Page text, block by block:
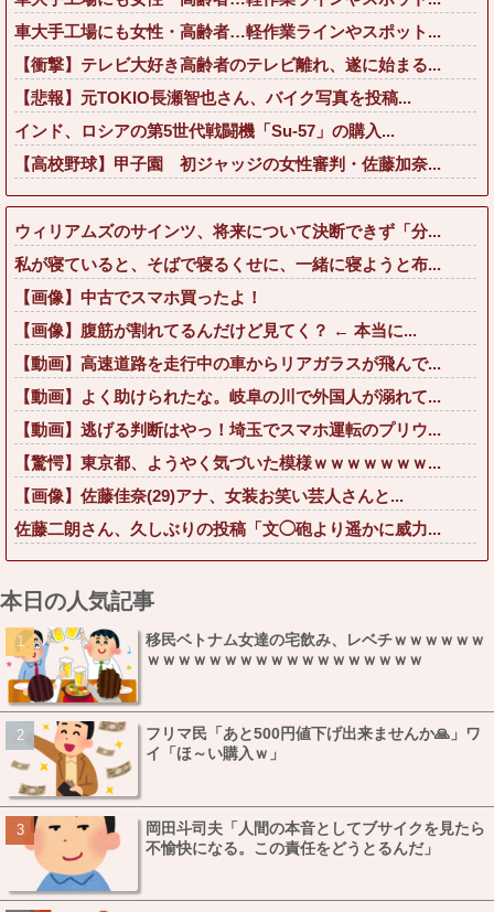
車大手工場にも女性・高齢者…軽作業ラインやスポット...
【衝撃】テレビ大好き高齢者のテレビ離れ、遂に始まる...
【悲報】元TOKIO長瀬智也さん、バイク写真を投稿...
インド、ロシアの第5世代戦闘機「Su-57」の購入...
【高校野球】甲子園 初ジャッジの女性審判・佐藤加奈...
ウィリアムズのサインツ、将来について決断できず「分...
私が寝ていると、そばで寝るくせに、一緒に寝ようと布...
【画像】中古でスマホ買ったよ！
【画像】腹筋が割れてるんだけど見てく？ ← 本当に...
【動画】高速道路を走行中の車からリアガラスが飛んで...
【動画】よく助けられたな。岐阜の川で外国人が溺れて...
【動画】逃げる判断はやっ！埼玉でスマホ運転のプリウ...
【驚愕】東京都、ようやく気づいた模様ｗｗｗｗｗｗｗ...
【画像】佐藤佳奈(29)アナ、女装お笑い芸人さんと...
佐藤二朗さん、久しぶりの投稿「文◯砲より遥かに威力...
本日の人気記事
移民ベトナム女達の宅飲み、レベチｗｗｗｗｗｗ
ｗｗｗｗｗｗｗｗｗｗｗｗｗｗｗｗｗｗ
フリマ民「あと500円値下げ出来ませんか🙏」ワ
イ「ほ～い購入ｗ」
岡田斗司夫「人間の本音としてブサイクを見たら
不愉快になる。この責任をどうとるんだ」